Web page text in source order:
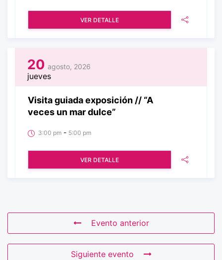
VER DETALLE
20 agosto, 2026
jueves
Visita guiada exposición // “A
veces un mar dulce”
3:00 pm - 5:00 pm
VER DETALLE
Evento anterior
Siguiente evento